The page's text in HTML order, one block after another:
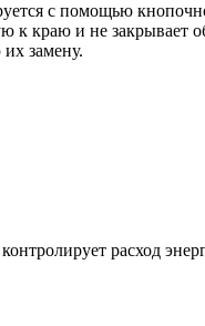
с помощью
краю и не закрывает
замену.
расход